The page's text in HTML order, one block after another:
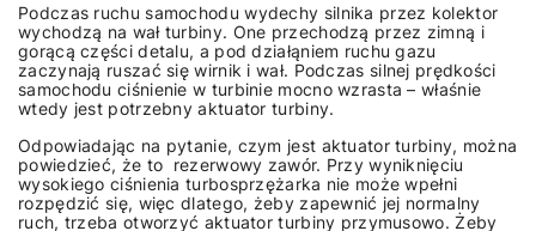
Podczas ruchu samochodu wydechy silnika przez kolektor
wychodzą na wał turbiny. One przechodzą przez zimną i
gorącą części detalu, a pod działąniem ruchu gazu
zaczynają ruszać się wirnik i wał. Podczas silnej prędkości
samochodu ciśnienie w turbinie mocno wzrasta – właśnie
wtedy jest potrzebny aktuator turbiny.
Odpowiadając na pytanie, czym jest aktuator turbiny, można
powiedzieć, że to rezerwowy zawór. Przy wyniknięciu
wysokiego ciśnienia turbosprzężarka nie może wpełni
rozpędzić się, więc dlatego, żeby zapewnić jej normalny
ruch, trzeba otworzyć aktuator turbiny przymusowo. Żeby